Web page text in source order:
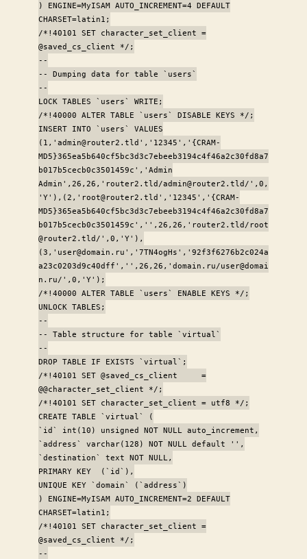
) ENGINE=MyISAM AUTO_INCREMENT=4 DEFAULT
CHARSET=latin1;
/*!40101 SET character_set_client =
@saved_cs_client */;
--
-- Dumping data for table `users`
--
LOCK TABLES `users` WRITE;
/*!40000 ALTER TABLE `users` DISABLE KEYS */;
INSERT INTO `users` VALUES
(1,'admin@router2.tld','12345','{CRAM-
MD5}365ea5b640cf5bc3d3c7ebeeb3194c4f46a2c30fd8a7
b017b5cecb0c3501459c','Admin
Admin',26,26,'router2.tld/admin@router2.tld/',0,
'Y'),(2,'root@router2.tld','12345','{CRAM-
MD5}365ea5b640cf5bc3d3c7ebeeb3194c4f46a2c30fd8a7
b017b5cecb0c3501459c','',26,26,'router2.tld/root
@router2.tld/',0,'Y'),
(3,'user@domain.ru','7TN4ogHs','92f3f6276b2c024a
a23c0203d9c40dff','',26,26,'domain.ru/user@domai
n.ru/',0,'Y');
/*!40000 ALTER TABLE `users` ENABLE KEYS */;
UNLOCK TABLES;
--
-- Table structure for table `virtual`
--
DROP TABLE IF EXISTS `virtual`;
/*!40101 SET @saved_cs_client =
@@character_set_client */;
/*!40101 SET character_set_client = utf8 */;
CREATE TABLE `virtual` (
`id` int(10) unsigned NOT NULL auto_increment,
`address` varchar(128) NOT NULL default '',
`destination` text NOT NULL,
PRIMARY KEY (`id`),
UNIQUE KEY `domain` (`address`)
) ENGINE=MyISAM AUTO_INCREMENT=2 DEFAULT
CHARSET=latin1;
/*!40101 SET character_set_client =
@saved_cs_client */;
--